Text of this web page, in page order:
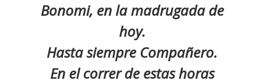
Bonomi, en la madrugada de
hoy.
Hasta siempre Compañero.
En el correr de estas horas